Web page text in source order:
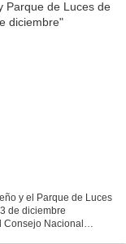
y el Parque de Luces
de diciembre
Consejo Nacional